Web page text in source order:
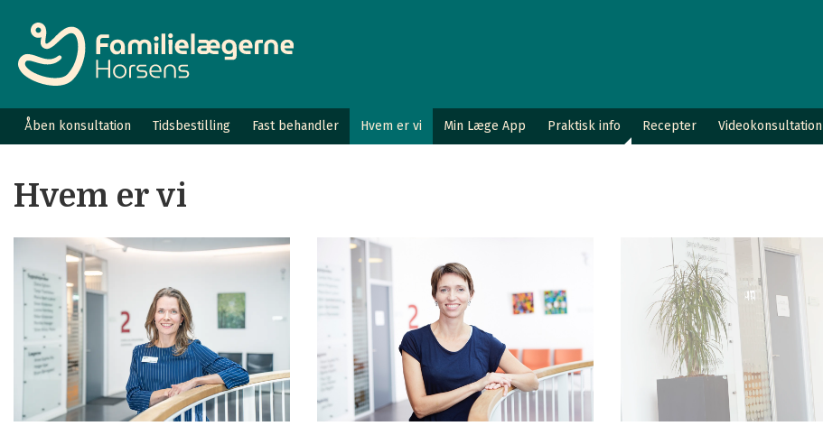
Åben konsultation Tidsbestilling Fast behandler Hvem er vi Min Læge App Praktisk info Recepter Videokonsultation
Hvem er vi